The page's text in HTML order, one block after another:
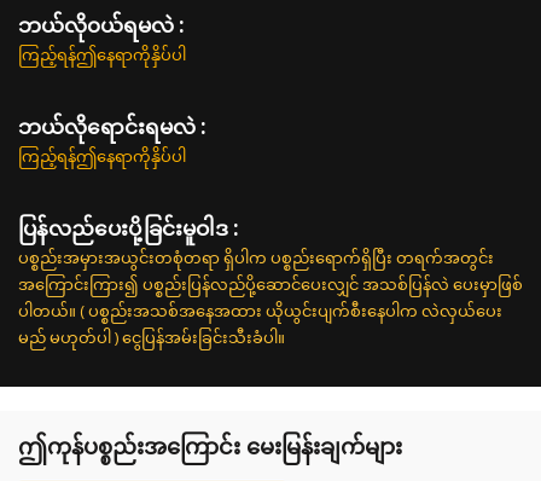
ဘယ်လို၀ယ်ရမလဲ :
ကြည့်ရန်ဤနေရာကိုနှိပ်ပါ
ဘယ်လိုရောင်းရမလဲ :
ကြည့်ရန်ဤနေရာကိုနှိပ်ပါ
ပြန်လည်ပေးပို့ခြင်းမူဝါဒ :
ပစ္စည်းအမှားအယွင်းတစုံတရာ ရှိပါက ပစ္စည်းရောက်ရှိပြီး တရက်အတွင်း
အကြောင်းကြား၍ ပစ္စည်းပြန်လည်ပို့ဆောင်ပေးလျှင် အသစ်ပြန်လဲ ပေးမှာဖြစ်
ပါတယ်။ ( ပစ္စည်းအသစ်အနေအထား ယိုယွင်းပျက်စီးနေပါက လဲလှယ်ပေး
မည် မဟုတ်ပါ ) ငွေပြန်အမ်းခြင်းသီးခံပါ။
ဤကုန်ပစ္စည်းအကြောင်း မေးမြန်းချက်များ